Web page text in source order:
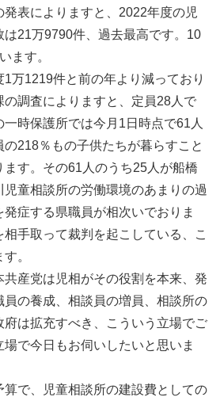
発表によりますと、2022年度の児
21万9790件、過去最高です。10
ます。
万1219件と前の年より減っており
の調査によりますと、定員28人で
時保護所では今月1日時点で61人
218％もの子供たちが暮らすこと
ます。その61人のうち25人が船橋
童相談所の労働環境のあまりの過
症する県職員が相次いでおりま
手取って裁判を起こしている、こ
。
共産党は児相がその役割を本来、発
の養成、相談員の増員、相談所の
は拡充すべき、こういう立場でご
で今日もお伺いしたいと思いま
で、児童相談所の建設費としての